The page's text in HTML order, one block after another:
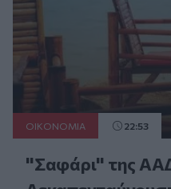
ΟΙΚΟΝΟΜΙΑ 22:53
"Σαφάρι" της